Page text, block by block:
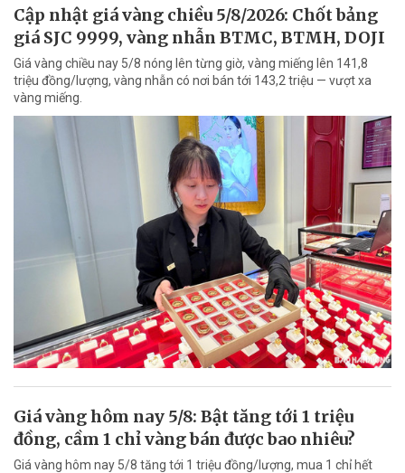
Cập nhật giá vàng chiều 5/8/2026: Chốt bảng
giá SJC 9999, vàng nhẫn BTMC, BTMH, DOJI
Giá vàng chiều nay 5/8 nóng lên từng giờ, vàng miếng lên 141,8
triệu đồng/lượng, vàng nhẫn có nơi bán tới 143,2 triệu — vượt xa
vàng miếng.
Giá vàng hôm nay 5/8: Bật tăng tới 1 triệu
đồng, cầm 1 chỉ vàng bán được bao nhiêu?
Giá vàng hôm nay 5/8 tăng tới 1 triệu đồng/lượng, mua 1 chỉ hết